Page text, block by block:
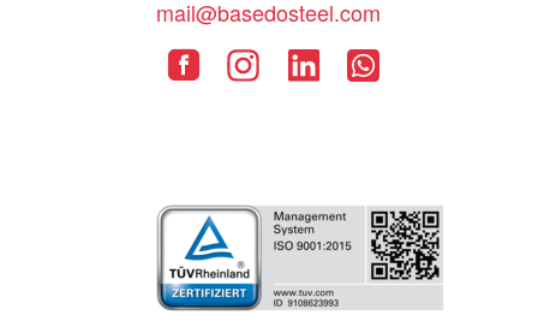
mail@basedosteel.com